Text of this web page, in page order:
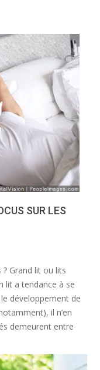
SUR LES
Grand lit ou lits
lit a tendance à se
développement de
il n’en
demeurent entre